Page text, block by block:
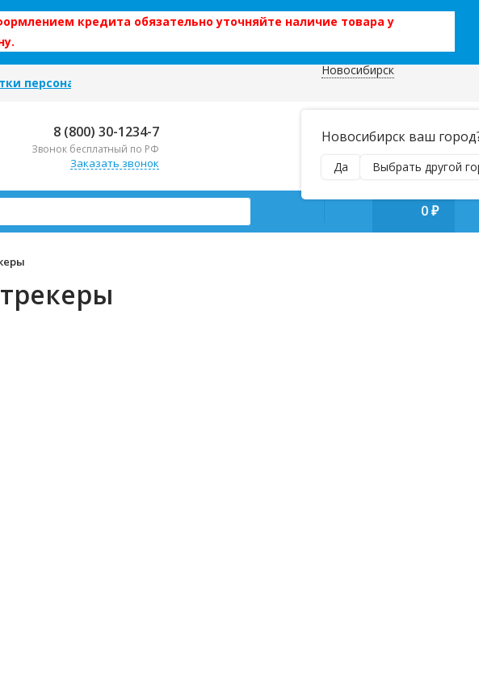
кредита обязательно уточняйте наличие товара у
персональных данных
Новосибирск
Новосибирск ваш
Да Выбрать другой
8 (800) 30-1234-7
Звонок бесплатный по РФ
Заказать звонок
наложенным платежом!
manager@regiontehsnab.ru
0 ₽